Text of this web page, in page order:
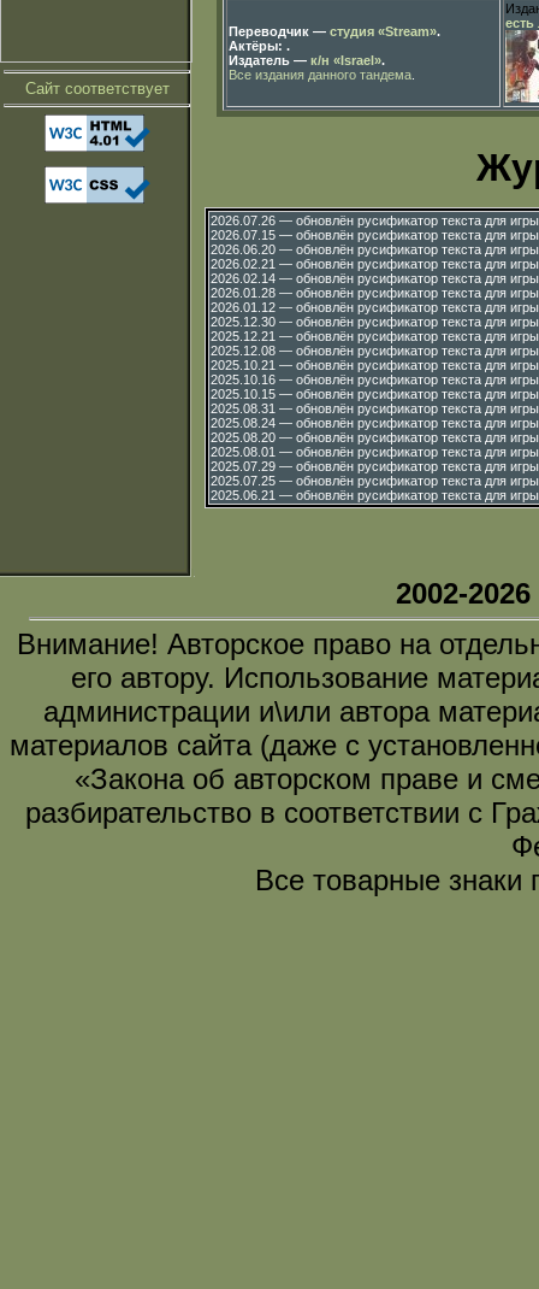
Сайт соответствует
Переводчик —студия «Stream».
Актёры:.
Издатель —к/н «Israel».
Все издания данного тандема.
2026.07.26 — обновлён русификатор текста для
2026.07.15 — обновлён русификатор текста для
2026.06.20 — обновлён русификатор текста для
2026.02.21 — обновлён русификатор текста для
2026.02.14 — обновлён русификатор текста для
2026.01.28 — обновлён русификатор текста для
2026.01.12 — обновлён русификатор текста для
2025.12.30 — обновлён русификатор текста для
2025.12.21 — обновлён русификатор текста для
2025.12.08 — обновлён русификатор текста для
2025.10.21 — обновлён русификатор текста для
2025.10.16 — обновлён русификатор текста для
2025.10.15 — обновлён русификатор текста для
2025.08.31 — обновлён русификатор текста для
2025.08.24 — обновлён русификатор текста для
2025.08.20 — обновлён русификатор текста для
2025.08.01 — обновлён русификатор текста для
2025.07.29 — обновлён русификатор текста для
2025.07.25 — обновлён русификатор текста для
2025.06.21 — обновлён русификатор текста для
2002-
Внимание! Авторское право на
его автору. Использование
администрации и\или автора
материалов сайта (даже с
«Закона об авторском праве и
разбирательство в соответствии с
Все товарные